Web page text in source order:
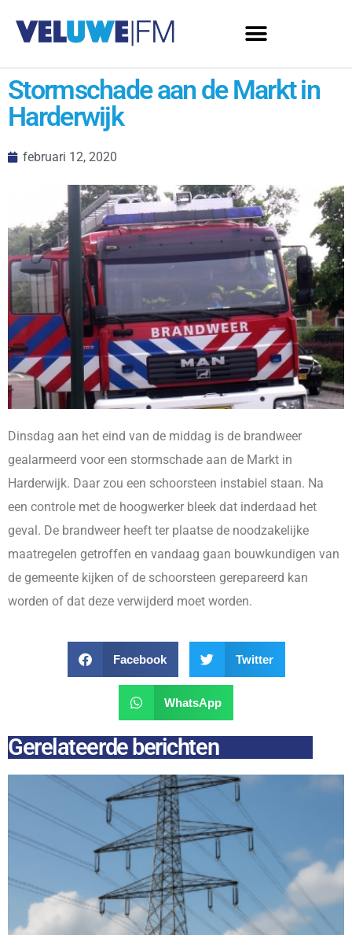
Stormschade aan de Markt in
Harderwijk
februari 12, 2020
Dinsdag aan het eind van de middag is de brandweer
gealarmeerd voor een stormschade aan de Markt in
Harderwijk. Daar zou een schoorsteen instabiel staan. Na
een controle met de hoogwerker bleek dat inderdaad het
geval. De brandweer heeft ter plaatse de noodzakelijke
maatregelen getroffen en vandaag gaan bouwkundigen van
de gemeente kijken of de schoorsteen gerepareerd kan
worden of dat deze verwijderd moet worden.
Facebook Twitter
WhatsApp
Gerelateerde berichten